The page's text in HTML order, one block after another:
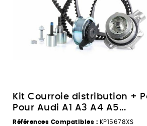
Kit Courroie distribution +
Pour Audi A1 A3 A4 A5...
Références Compatibles : KP15678XS